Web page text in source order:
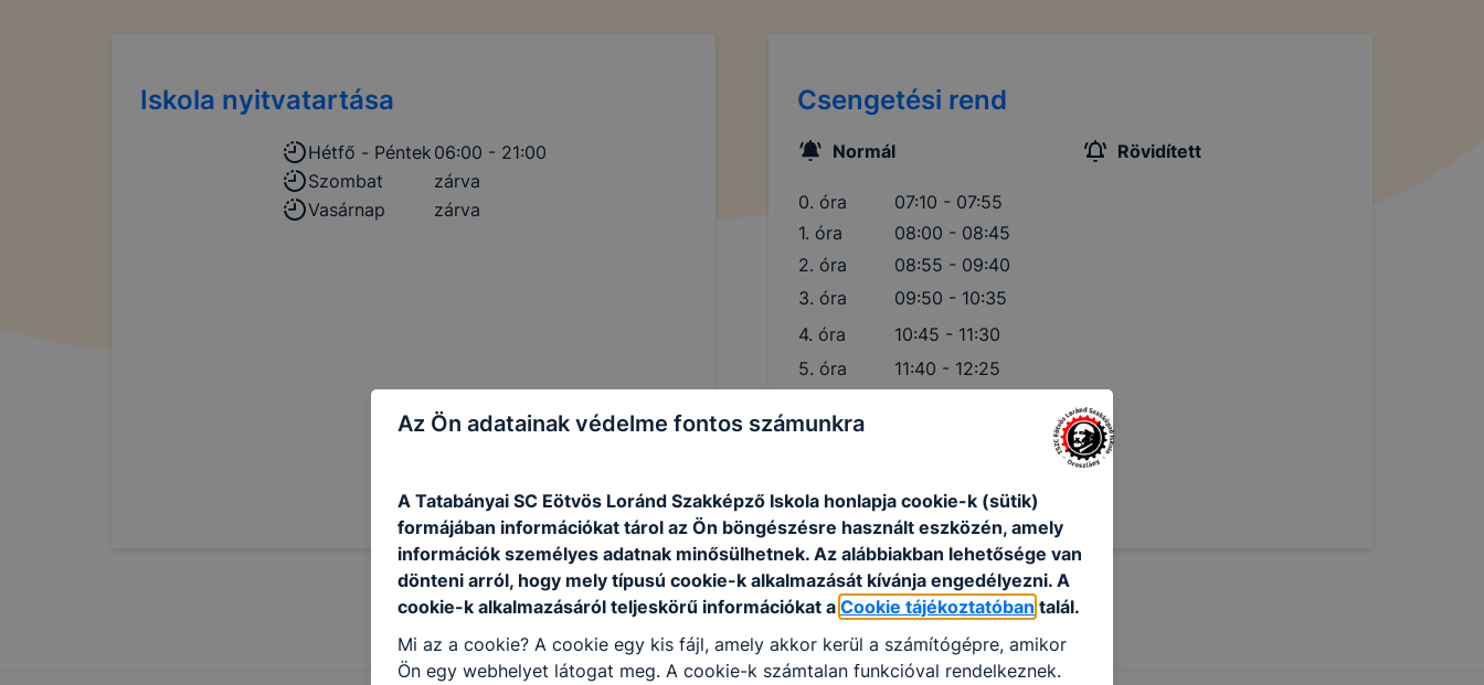
Iskola nyitvatartása
Hétfő - Péntek 06:00 - 21:00
Szombat
zárva
Vasárnap
zárva
Csengetési rend
Normál
0. óra
07:10 - 07:55
1. óra
08:00 - 08:45
2. óra
08:55 - 09:40
3. óra
09:50 - 10:35
4. óra
10:45 - 11:30
5. óra
11:40 - 12:25
7. óra
9. óra
15:05 - 15:50
Rövidített
Az Ön adatainak védelme fontos számunkra
A Tatabányai SC Eötvös Loránd Szakképző Iskola honlapja cookie-k (sütik)
formájában információkat tárol az Ön böngészésre használt eszközén, amely
információk személyes adatnak minősülhetnek. Az alábbiakban lehetősége van
dönteni arról, hogy mely típusú cookie-k alkalmazását kívánja engedélyezni. A
cookie-k alkalmazásáról teljeskörű információkat a Cookie tájékoztatóban talál.
Mi az a cookie? A cookie egy kis fájl, amely akkor kerül a számítógépre, amikor
Ön egy webhelyet látogat meg. A cookie-k számtalan funkcióval rendelkeznek.